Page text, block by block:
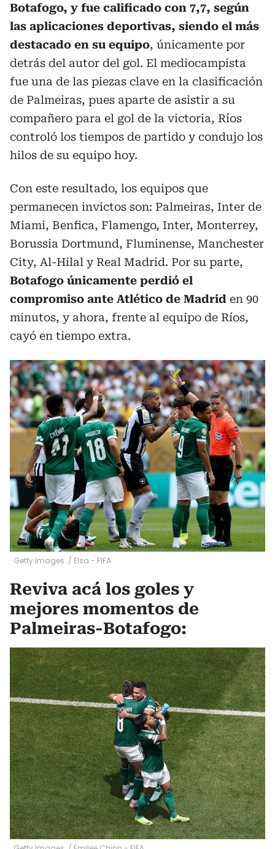
Botafogo, y fue calificado con 7,7, según
las aplicaciones deportivas, siendo el más
destacado en su equipo, únicamente por
detrás del autor del gol. El mediocampista
fue una de las piezas clave en la clasificación
de Palmeiras, pues aparte de asistir a su
compañero para el gol de la victoria, Ríos
controló los tiempos de partido y condujo los
hilos de su equipo hoy.
Con este resultado, los equipos que
permanecen invictos son: Palmeiras, Inter de
Miami, Benfica, Flamengo, Inter, Monterrey,
Borussia Dortmund, Fluminense, Manchester
City, Al-Hilal y Real Madrid. Por su parte,
Botafogo únicamente perdió el
compromiso ante Atlético de Madrid en 90
minutos, y ahora, frente al equipo de Ríos,
cayó en tiempo extra.
Getty Images. / Elsa - FIFA
Reviva acá los goles y
mejores momentos de
Palmeiras-Botafogo: